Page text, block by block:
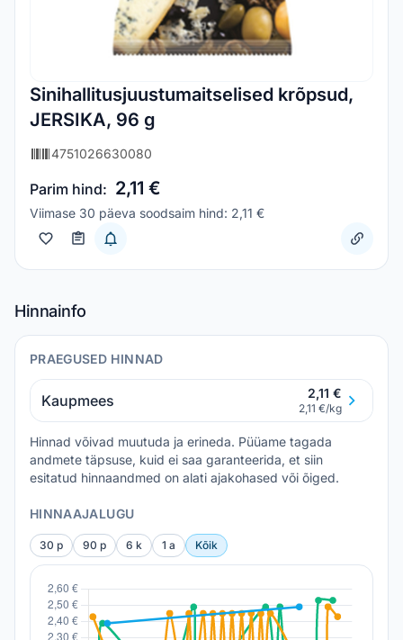
Sinihallitusjuustumaitselised krõpsud,
JERSIKA, 96 g
4751026630080
Parim hind: 2,11 €
Viimase 30 päeva soodsaim hind: 2,11 €
Hinnainfo
PRAEGUSED HINNAD
Kaupmees 2,11 €
2,11 €/kg
Hinnad võivad muutuda ja erineda. Püüame tagada
andmete täpsuse, kuid ei saa garanteerida, et siin
esitatud hinnaandmed on alati ajakohased või õiged.
HINNAAJALUGU
30 p 90 p 6 k 1 a Kõik